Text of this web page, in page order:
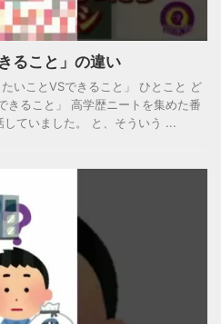
ること」の違い
いことVSできること」 ひとこと ど
きること」 高学歴ニートを集めた番
ていました。 と、そういう ...